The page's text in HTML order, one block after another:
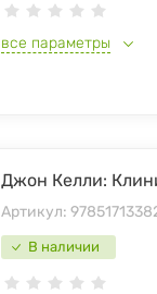
все параметры
В наличии
Джон Келли:
Артикул: